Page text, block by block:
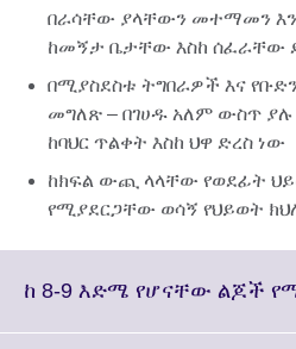
በራሳቸው ያላቸውን መተማመን
ከመኝታ ቤታቸው እስከ ሰፈራቸው
በሚያስደስቱ ትግበራዎች እና
መግለጽ – በገሀዱ አለም ውስጥ
ከባህር ጥልቀት እስከ ህዋ ድረስ ነው
ከክፍል ውጪ ላላቸው የወደፊት
የሚያደርጋቸው ወሳኝ የህይወት
ከ 8-9 እድሜ የሆናቸው ልጆች